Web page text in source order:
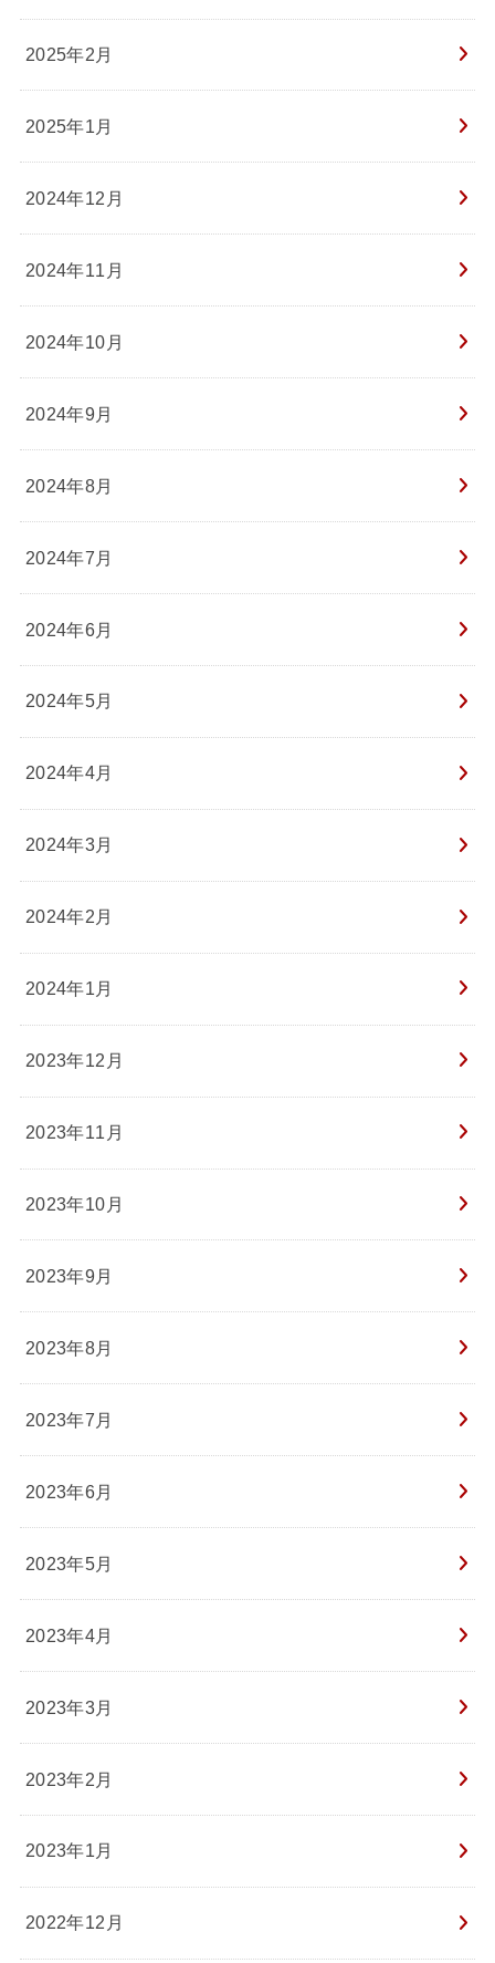
2025年2月
2025年1月
2024年12月
2024年11月
2024年10月
2024年9月
2024年8月
2024年7月
2024年6月
2024年5月
2024年4月
2024年3月
2024年2月
2024年1月
2023年12月
2023年11月
2023年10月
2023年9月
2023年8月
2023年7月
2023年6月
2023年5月
2023年4月
2023年3月
2023年2月
2023年1月
2022年12月